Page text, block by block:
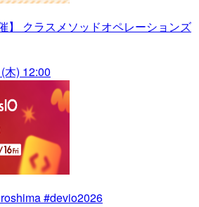
】 クラスメソッドオペレーションズ
木) 12:00
#devio2026